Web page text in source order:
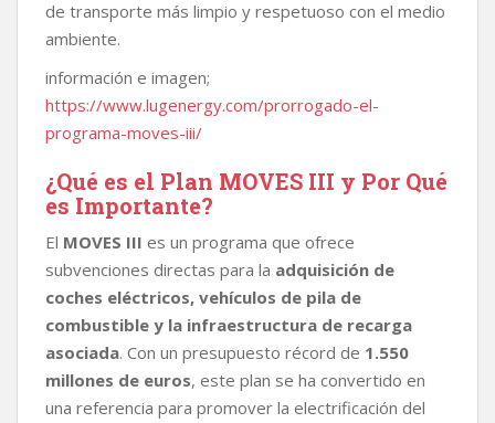
de transporte más limpio y respetuoso con el medio
ambiente.
información e imagen;
https://www.lugenergy.com/prorrogado-el-
programa-moves-iii/
¿Qué es el Plan MOVES III y Por Qué
es Importante?
El MOVES III es un programa que ofrece
subvenciones directas para la adquisición de
coches eléctricos, vehículos de pila de
combustible y la infraestructura de recarga
asociada. Con un presupuesto récord de 1.550
millones de euros, este plan se ha convertido en
una referencia para promover la electrificación del